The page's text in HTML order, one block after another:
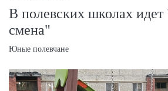
В полевских школах идет
смена"
Юные полевчане